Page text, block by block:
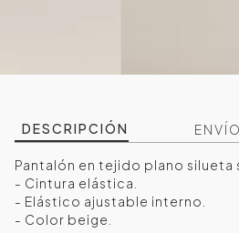
DESCRIPCIÓN
Pantalón en tejido plano
- Cintura elástica.
- Elástico ajustable interno.
- Color beige.